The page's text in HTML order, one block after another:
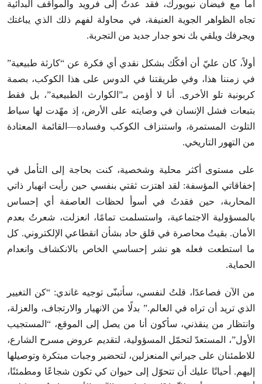
أما مع فيضان نيويورك، فقد عدتُ إلى فرويد والمواقف البدائية
تجاه الظواهر الجوية العنيفة، في محاولة لفهم ذلك الذي يباغتك
ويجرفك ويلقي بك نحو جدار جديد من التجربة.
أولاً، كان عليّ أن أفكّك بشكل نقدي أي فكرة عن “كارثة طبيعية”
في زمننا هذا، وفي طريقتنا في الدوس على هذا الكوكب، بصمة
كربونية تلو الأخرى. أنا لا أؤمن بـ”الكوارث الطبيعية”، بل فقط
بتبعات فشل الإنسان في وصايته على الأرض، إذ مهّدت لها سياط
التلوث المستمرة، واستنزاف الكوكب وفساده—القائمة المعتادة
من التهور التاريخي.
على مستوى أكثر محلية وشخصية، كنت بحاجة إلى التأمل في
إخفاقاتي المؤسفة: لقد اهتزت ثقتي بنفسي حين رأيت انهيار ذاتي
المحاربة، حين فقدتُ في أسوأ لحظات العاصفة أي إحساس
بالمسؤولية الاجتماعية، واستسلمت تمامًا، انعزلت، شعرتُ بعدم
الأمان. بقيتُ محاصرة في قلق حاد بشأن انقطاعي الإلكتروني. كل
ما استطعت فعله هو نشر إحساسي الخاص بالانكشاف وانعدام
الحماية.
من الآن فصاعدًا، قلتُ لنفسي، سأتبنّى توجيه غاندي: “كن التغيير
الذي تريد أن تراه في العالم.” بدلًا من الانهيار والارتجاف، والعزلة،
وانتظار من ينقذني، سأكون أنا من يصل إلى الموقع، “المستجيب
الأول”، المستعدّ لتحمّل المسؤولية، لتقديم عروض مسرح الشارع،
للاطمئنان على جيراني المنعزلين، لتحضير وجبات مبتكرة وتوصيلها
إليهم. أحيانًا عليك أن تتحوّل إلى حيوان كي تكون شجاعًا ومطمئنًا،